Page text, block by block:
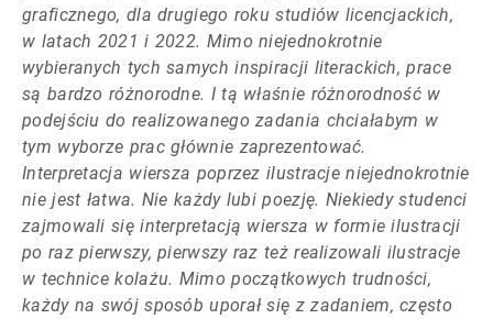
graficznego, dla drugiego roku studiów licencjackich,
w latach 2021 i 2022. Mimo niejednokrotnie
wybieranych tych samych inspiracji literackich, prace
są bardzo różnorodne. I tą właśnie różnorodność w
podejściu do realizowanego zadania chciałabym w
tym wyborze prac głównie zaprezentować.
Interpretacja wiersza poprzez ilustracje niejednokrotnie
nie jest łatwa. Nie każdy lubi poezję. Niekiedy studenci
zajmowali się interpretacją wiersza w formie ilustracji
po raz pierwszy, pierwszy raz też realizowali ilustracje
w technice kolażu. Mimo początkowych trudności,
każdy na swój sposób uporał się z zadaniem, często